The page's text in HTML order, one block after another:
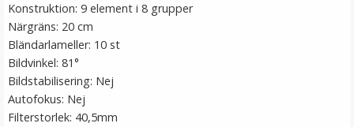
Konstruktion: 9 element i 8 grupper
Närgräns: 20 cm
Bländarlameller: 10 st
Bildvinkel: 81°
Bildstabilisering: Nej
Autofokus: Nej
Filterstorlek: 40,5mm